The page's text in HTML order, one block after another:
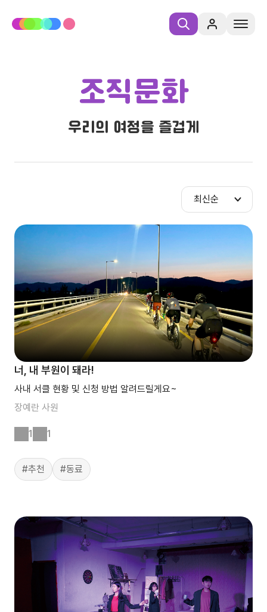
조직문화
우리의 여정을 즐겁게
최신순
너, 내 부원이 돼라!
사내 서클 현황 및 신청 방법 알려드릴게요~
장예란 사원
1 1
#추천 #동료